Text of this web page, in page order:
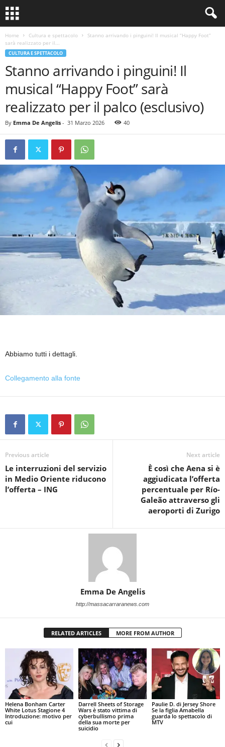
Home Cultura e spettacolo
Stanno arrivando i pinguini! Il musical “Happy Foot”
sarà realizzato per il...
CULTURA E SPETTACOLO
Stanno arrivando i pinguini! Il
musical “Happy Foot” sarà
realizzato per il palco (esclusivo)
By Emma De Angelis - 31 Marzo 2026 40
Abbiamo tutti i dettagli.
Collegamento alla fonte
Previous article
Le interruzioni del servizio
in Medio Oriente riducono
l’offerta – ING
Next article
È così che Aena si è
aggiudicata l’offerta
percentuale per Río-
Galeão attraverso gli
aeroporti di Zurigo
Emma De Angelis
http://massacarraranews.com
RELATED ARTICLES MORE FROM AUTHOR
Helena Bonham Carter
White Lotus Stagione 4
Introduzione: motivo per
cui
Darrell Sheets of Storage
Wars è stato vittima di
cyberbullismo prima
della sua morte per
suicidio
Paulie D. di Jersey Shore
Se la figlia Amabella
guarda lo spettacolo di
MTV